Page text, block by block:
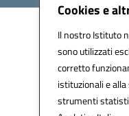
Cookies e
Il nostro Istituto
sono utilizzati
corretto
istituzionali e
strumenti